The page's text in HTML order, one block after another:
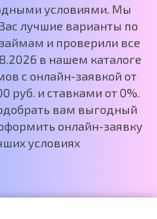
условиями. Мы
лучшие варианты по
и проверили все
в нашем каталоге
с онлайн-заявкой от
руб. и ставками от 0%.
вам выгодный
онлайн-заявку
условиях